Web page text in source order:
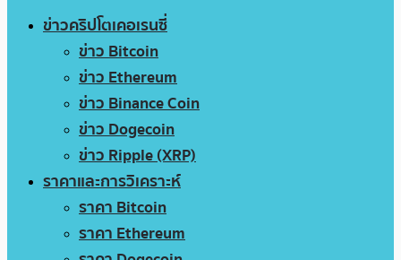
ข่าวคริปโตเคอเรนซี่
ข่าว Bitcoin
ข่าว Ethereum
ข่าว Binance Coin
ข่าว Dogecoin
ข่าว Ripple (XRP)
ราคาและการวิเคราะห์
ราคา Bitcoin
ราคา Ethereum